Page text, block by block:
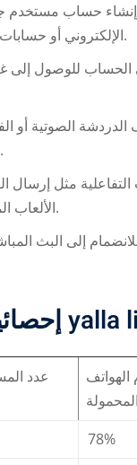
حساب مستخدم
الإلكتروني أو حسابات التواصل الاجتماعي.
الحساب للوصول إلى
الصوتية أو
المحادثات المباشرة.
التفاعلية مثل إرسال
الألعاب المتاحة داخل التطبيق.
إلى البث
yalla
عدد
المحمولة
78%